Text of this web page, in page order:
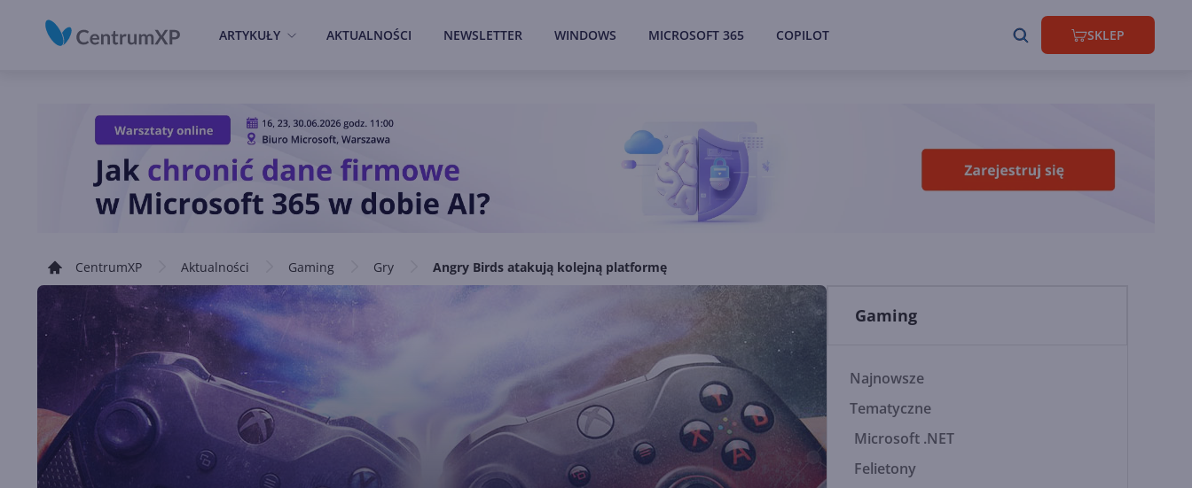
ARTYKUŁY AKTUALNOŚCI NEWSLETTER WINDOWS MICROSOFT 365 COPILOT SKLEP
CentrumXP Aktualności Gaming Gry Angry Birds atakują kolejną platformę
Gaming
Najnowsze
Tematyczne
Microsoft .NET
Felietony